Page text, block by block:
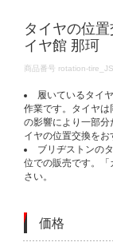
タイヤの位
イヤ館 那珂
DETAILS
商品番号 rotation-
履いているタイ
作業です。タイヤ
の影響により一部分
イヤの位置交換をお
ブリヂストンの
位での販売です。
さい。
価格